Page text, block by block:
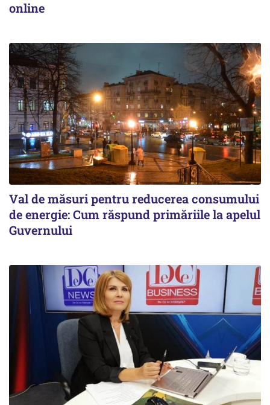
online
Val de măsuri pentru reducerea consumului
de energie: Cum răspund primăriile la apelul
Guvernului